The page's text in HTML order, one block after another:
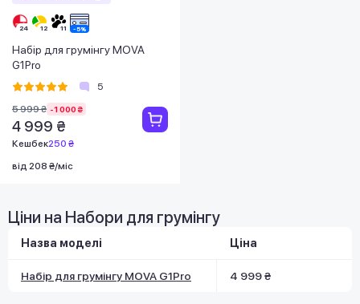
Набір для грумінгу MOVA
G1Pro
5
5 999 ₴ -1 000 ₴
4 999 ₴
Кешбек250 ₴
від 208 ₴/міс
Ціни на Набори для грумінгу
Назва моделі Ціна
Набір для грумінгу MOVA G1Pro 4 999 ₴